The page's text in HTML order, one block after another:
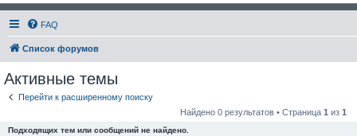
FAQ
Список форумов
Активные темы
Перейти к расширенному поиску
Найдено 0 результатов • Страница 1 из 1
Подходящих тем или сообщений не найдено.